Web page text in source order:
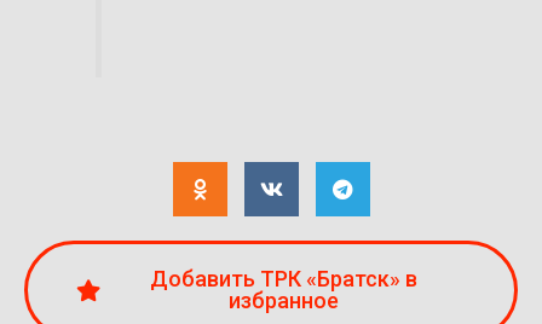
Добавить ТРК «Братск» в
избранное